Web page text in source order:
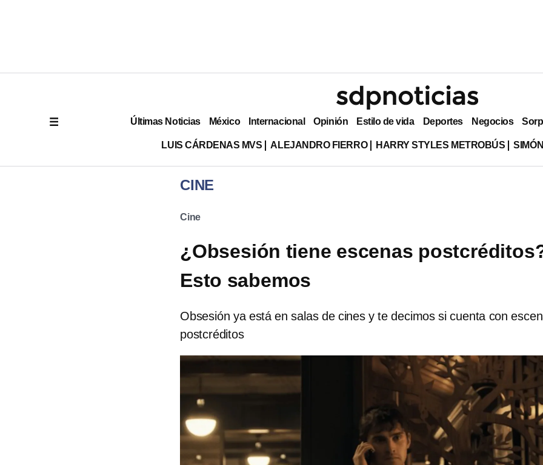
Últimas Noticias México Internacional Opinión Estilo de vida Deportes Negocios
LUIS CÁRDENAS MVS ALEJANDRO FIERRO HARRY STYLES METROBÚS
CINE
Cine
¿Obsesión tiene escenas
Esto sabemos
Obsesión ya está en salas de cines y te decimos si cuenta con
postcréditos